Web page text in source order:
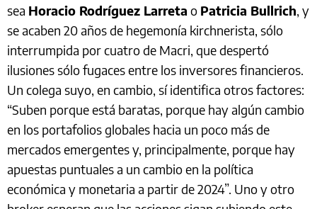
sea Horacio Rodríguez Larreta o Patricia Bullrich, y
se acaben 20 años de hegemonía kirchnerista, sólo
interrumpida por cuatro de Macri, que despertó
ilusiones sólo fugaces entre los inversores financieros.
Un colega suyo, en cambio, sí identifica otros factores:
“Suben porque está baratas, porque hay algún cambio
en los portafolios globales hacia un poco más de
mercados emergentes y, principalmente, porque hay
apuestas puntuales a un cambio en la política
económica y monetaria a partir de 2024”. Uno y otro